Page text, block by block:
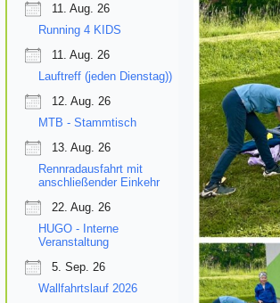
11. Aug. 26
Running 4 KIDS
11. Aug. 26
Lauftreff (jeden Dienstag))
12. Aug. 26
MTB - Stammtisch
13. Aug. 26
Rennradausfahrt mit
anschließender Einkehr
22. Aug. 26
HUGO - Interne
Veranstaltung
5. Sep. 26
Wallfahrtslauf 2026